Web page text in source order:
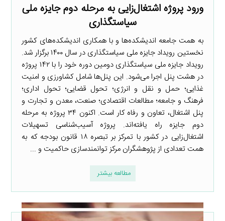
ورود پروژه اشتغال‌زایی به مرحله دوم جایزه ملی
سیاستگذاری
به همت جامعه اندیشکده‌ها و با همکاری اندیشکده‌های کشور
نخستین رویداد جایزه ملی سیاستگذاری در سال ۱۴۰۰ برگزار شد.
رویداد جایزه ملی سیاستگذاری دومین دوره خود را با ۱۴۲ پروژه
در هشت پنل اجرا می‌شود. این پنل‌ها شامل کشاورزی و امنیت
غذایی؛ حمل و نقل و انرژی؛‌ تحول قضایی؛ تحول اداری؛‌
فرهنگ و جامعه؛‌ مطالعات اقتصادی؛ صنعت، معدن و تجارت و
پنل اشتغال، تعاون و رفاه کار است. اکنون ۳۴ پروژه به مرحله
دوم جایزه راه یافته‌اند. پروژه آسیب‌شناسی تسهیلات
اشتغال‌زایی در کشور با تمرکز بر تبصره ۱۸ قانون بودجه که به
همت تعدادی از پژوهشگران مرکز توانمندسازی حاکمیت و ...
مطالعه بیشتر